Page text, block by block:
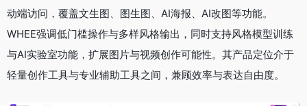
动端访问，覆盖文生图、图生图、AI海报、AI改图等功能。
WHEE强调低门槛操作与多样风格输出，同时支持风格模型训练
与AI实验室功能，扩展图片与视频创作可能性。其产品定位介于
轻量创作工具与专业辅助工具之间，兼顾效率与表达自由度。